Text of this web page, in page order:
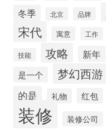
冬季 北京 品牌
宋代 寓意 工作
技能 攻略 新年
是一个 梦幻西游
的是 礼物 红包
装修 装修公司